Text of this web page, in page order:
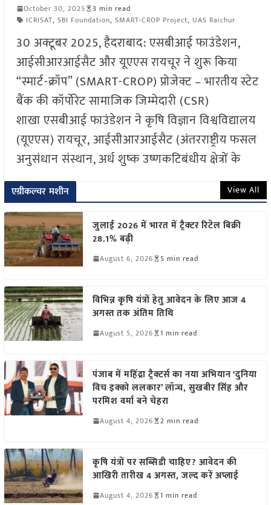
October 30, 2025
3 min read
ICRISAT, SBI Foundation, SMART-CROP Project, UAS Raichur
30 अक्टूबर 2025, हैदराबाद: एसबीआई फाउंडेशन,
आईसीआरआईसैट और यूएएस रायचूर ने शुरू किया
“स्मार्ट-क्रॉप” (SMART-CROP) प्रोजेक्ट – भारतीय स्टेट
बैंक की कॉर्पोरेट सामाजिक जिम्मेदारी (CSR)
शाखा एसबीआई फाउंडेशन ने कृषि विज्ञान विश्वविद्यालय
(यूएएस) रायचूर, आईसीआरआईसैट (अंतरराष्ट्रीय फसल
अनुसंधान संस्थान, अर्ध शुष्क उष्णकटिबंधीय क्षेत्रों के
एग्रीकल्चर मशीन View All
जुलाई 2026 में भारत में ट्रैक्टर रिटेल बिक्री
28.1% बढ़ी
August 6, 2026 5 min read
विभिन्न कृषि यंत्रों हेतु आवेदन के लिए आज 4
अगस्त तक अंतिम तिथि
August 5, 2026 1 min read
पंजाब में महिंद्रा ट्रैक्टर्स का नया अभियान ‘दुनिया
विच इक्को ललकार’ लॉन्च, सुखबीर सिंह और
परमिश वर्मा बने चेहरा
August 4, 2026 2 min read
कृषि यंत्रों पर सब्सिडी चाहिए? आवेदन की
आखिरी तारीख 4 अगस्त, जल्द करें अप्लाई
August 4, 2026 1 min read